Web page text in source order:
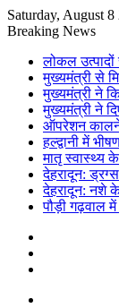
Saturday, August 8
Breaking News
लोकल उत्पादों
मुख्यमंत्री से
मुख्यमंत्री ने
मुख्यमंत्री ने
ऑपरेशन
हल्द्वानी में
मातृ स्वास्थ्य
देहरादून:
देहरादून: नशे
पौड़ी गढ़वाल